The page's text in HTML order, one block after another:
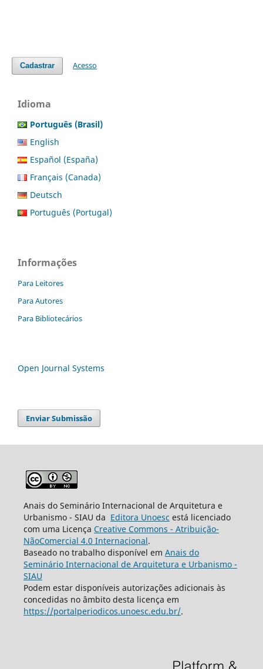
Cadastrar Acesso
Idioma
Português (Brasil)
English
Español (España)
Français (Canada)
Deutsch
Português (Portugal)
Informações
Para Leitores
Para Autores
Para Bibliotecários
Open Journal Systems
Enviar Submissão
Anais do Seminário Internacional de Arquitetura e
Urbanismo - SIAU da Editora Unoesc está licenciado
com uma Licença Creative Commons - Atribuição-
NãoComercial 4.0 Internacional.
Baseado no trabalho disponível em Anais do
Seminário Internacional de Arquitetura e Urbanismo -
SIAU
Podem estar disponíveis autorizações adicionais às
concedidas no âmbito desta licença em
https://portalperiodicos.unoesc.edu.br/.